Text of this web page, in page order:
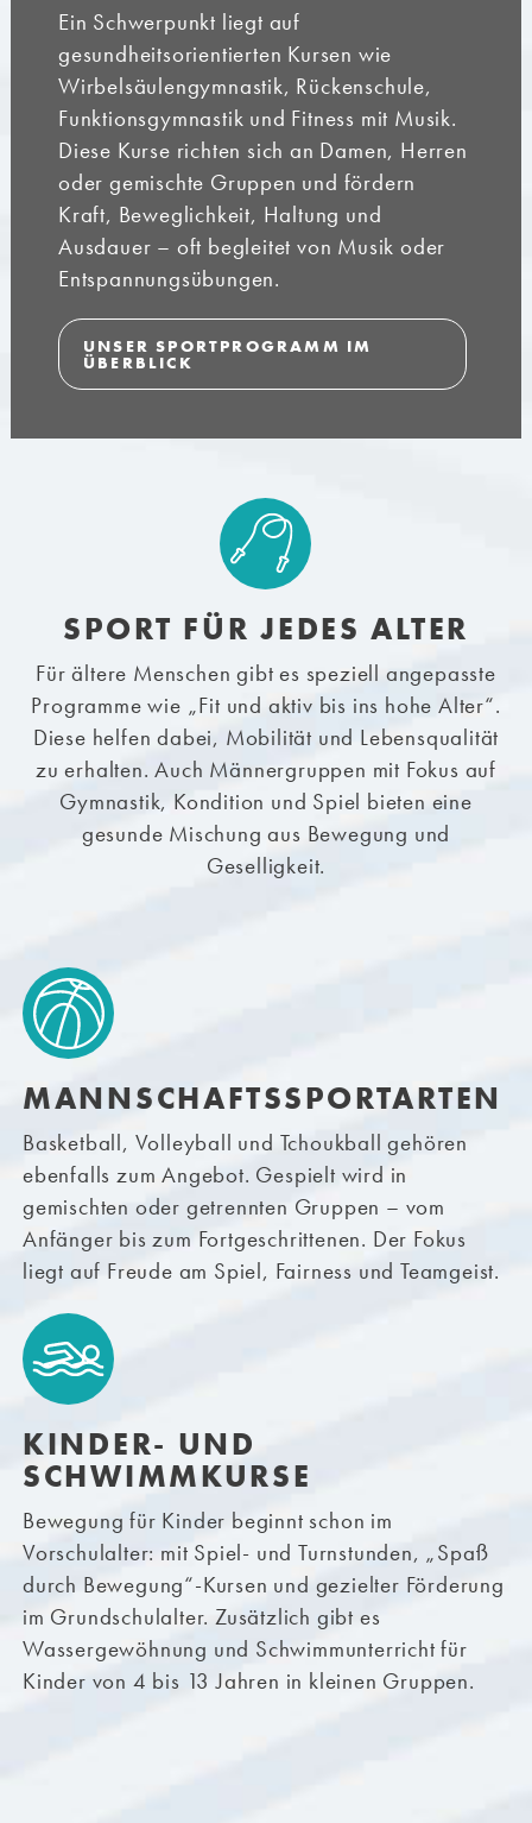
Ein Schwerpunkt liegt auf
gesundheitsorientierten Kursen wie
Wirbelsäulengymnastik, Rückenschule,
Funktionsgymnastik und Fitness mit Musik.
Diese Kurse richten sich an Damen, Herren
oder gemischte Gruppen und fördern
Kraft, Beweglichkeit, Haltung und
Ausdauer – oft begleitet von Musik oder
Entspannungsübungen.
UNSER SPORTPROGRAMM IM
ÜBERBLICK
SPORT FÜR JEDES ALTER
Für ältere Menschen gibt es speziell angepasste
Programme wie „Fit und aktiv bis ins hohe Alter“.
Diese helfen dabei, Mobilität und Lebensqualität
zu erhalten. Auch Männergruppen mit Fokus auf
Gymnastik, Kondition und Spiel bieten eine
gesunde Mischung aus Bewegung und
Geselligkeit.
MANNSCHAFTSSPORTARTEN
Basketball, Volleyball und Tchoukball gehören
ebenfalls zum Angebot. Gespielt wird in
gemischten oder getrennten Gruppen – vom
Anfänger bis zum Fortgeschrittenen. Der Fokus
liegt auf Freude am Spiel, Fairness und Teamgeist.
KINDER- UND
SCHWIMMKURSE
Bewegung für Kinder beginnt schon im
Vorschulalter: mit Spiel- und Turnstunden, „Spaß
durch Bewegung“-Kursen und gezielter Förderung
im Grundschulalter. Zusätzlich gibt es
Wassergewöhnung und Schwimmunterricht für
Kinder von 4 bis 13 Jahren in kleinen Gruppen.